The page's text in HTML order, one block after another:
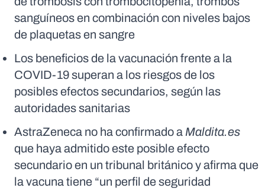
sanguíneos en combinación con niveles bajos
de plaquetas en sangre
Los beneficios de la vacunación frente a la
COVID-19 superan a los riesgos de los
posibles efectos secundarios, según las
autoridades sanitarias
AstraZeneca no ha confirmado a Maldita.es
que haya admitido este posible efecto
secundario en un tribunal británico y afirma que
la vacuna tiene “un perfil de seguridad